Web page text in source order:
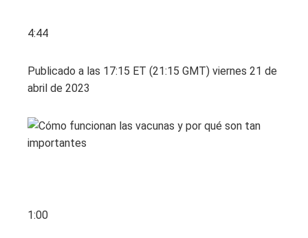
4:44
Publicado a las 17:15 ET (21:15 GMT) viernes 21 de
abril de 2023
1:00